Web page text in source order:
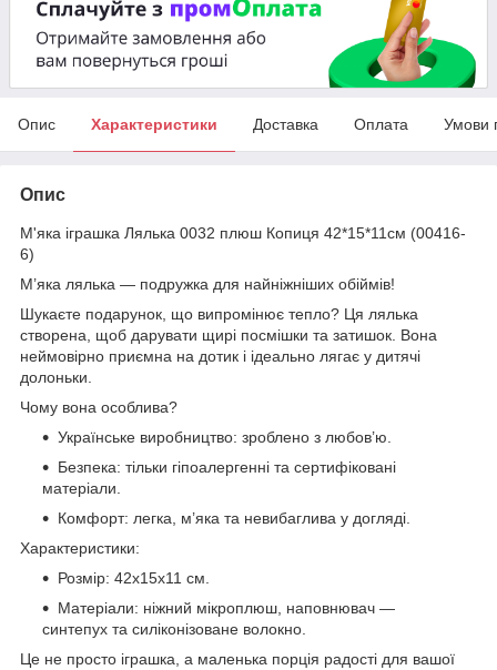
Опис Характеристики Доставка Оплата Умови
Опис
М'яка іграшка Лялька 0032 плюш Копиця 42*15*11см (00416-
6)
М’яка лялька — подружка для найніжніших обіймів!
Шукаєте подарунок, що випромінює тепло? Ця лялька
створена, щоб дарувати щирі посмішки та затишок. Вона
неймовірно приємна на дотик і ідеально лягає у дитячі
долоньки.
Чому вона особлива?
Українське виробництво: зроблено з любов’ю.
Безпека: тільки гіпоалергенні та сертифіковані
матеріали.
Комфорт: легка, м’яка та невибаглива у догляді.
Характеристики:
Розмір: 42х15х11 см.
Матеріали: ніжний мікроплюш, наповнювач —
синтепух та силіконізоване волокно.
Це не просто іграшка, а маленька порція радості для вашої